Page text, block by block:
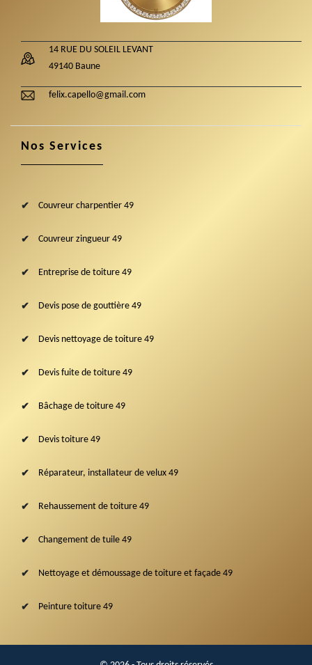
14 RUE DU SOLEIL LEVANT
49140 Baune
felix.capello@gmail.com
Nos Services
Couvreur charpentier 49
Couvreur zingueur 49
Entreprise de toiture 49
Devis pose de gouttière 49
Devis nettoyage de toiture 49
Devis fuite de toiture 49
Bâchage de toiture 49
Devis toiture 49
Réparateur, installateur de velux 49
Rehaussement de toiture 49
Changement de tuile 49
Nettoyage et démoussage de toiture et façade 49
Peinture toiture 49